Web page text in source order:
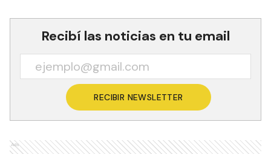
Recibí las noticias en tu email
RECIBIR NEWSLETTER
Ads